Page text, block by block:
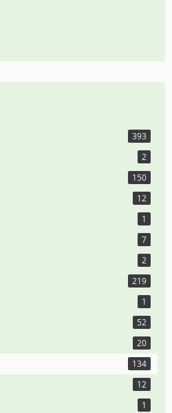
393
2
150
12
1
7
2
219
1
52
20
134
12
1